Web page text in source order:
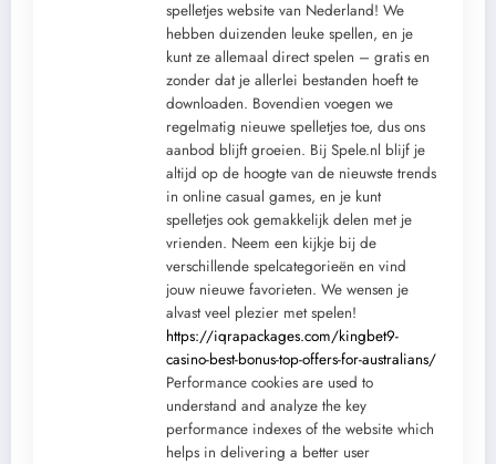
spelletjes website van Nederland! We
hebben duizenden leuke spellen, en je
kunt ze allemaal direct spelen – gratis en
zonder dat je allerlei bestanden hoeft te
downloaden. Bovendien voegen we
regelmatig nieuwe spelletjes toe, dus ons
aanbod blijft groeien. Bij Spele.nl blijf je
altijd op de hoogte van de nieuwste trends
in online casual games, en je kunt
spelletjes ook gemakkelijk delen met je
vrienden. Neem een kijkje bij de
verschillende spelcategorieën en vind
jouw nieuwe favorieten. We wensen je
alvast veel plezier met spelen!
https://iqrapackages.com/kingbet9-
casino-best-bonus-top-offers-for-australians/
Performance cookies are used to
understand and analyze the key
performance indexes of the website which
helps in delivering a better user